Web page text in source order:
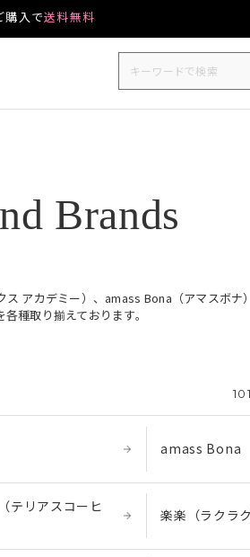
購入で送料無料
Brands
アカデミー）、amass Bona（アマスボナ
種取り揃えております。
101
amass Bona
テリアスコーヒ
楽楽（ラクラク